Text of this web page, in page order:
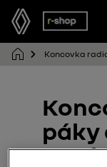
Koncovka
páky
–